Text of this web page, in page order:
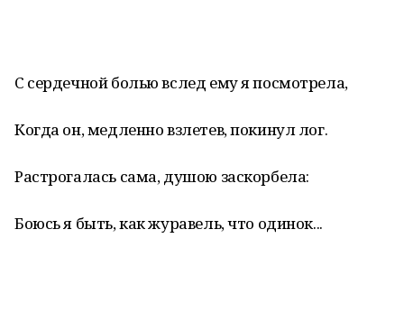
С сердечной болью вслед ему я посмотрела,
Когда он, медленно взлетев, покинул лог.
Растрогалась сама, душою заскорбела:
Боюсь я быть, как журавель, что одинок...